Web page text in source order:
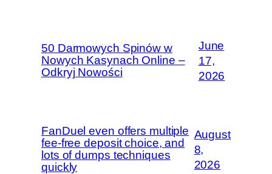
50 Darmowych Spinów w
Nowych Kasynach Online –
Odkryj Nowości
June
17,
2026
FanDuel even offers multiple
fee-free deposit choice, and
lots of dumps techniques
quickly
August
8,
2026